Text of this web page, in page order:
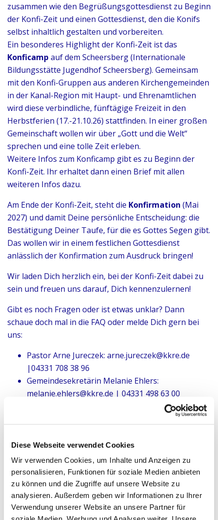
Diese Webseite verwendet Cookies
Wir verwenden Cookies, um Inhalte und Anzeigen zu
personalisieren, Funktionen für soziale Medien anbieten
zu können und die Zugriffe auf unsere Website zu
analysieren. Außerdem geben wir Informationen zu Ihrer
Verwendung unserer Website an unsere Partner für
zusammen wie den Begrüßungsgottesdienst zu Beginn
der Konfi-Zeit und einen Gottesdienst, den die Konifs
selbst inhaltlich gestalten und vorbereiten.
Ein besonderes Highlight der Konfi-Zeit ist das
Konficamp auf dem Scheersberg (Internationale
Bildungsstätte Jugendhof Scheersberg). Gemeinsam
mit den Konfi-Gruppen aus anderen Kirchengemeinden
in der Kanal-Region mit Haupt- und Ehrenamtlichen
wird diese verbindliche, fünftägige Freizeit in den
Herbstferien (17.-21.10.26) stattfinden. In einer großen
Gemeinschaft wollen wir über „Gott und die Welt“
sprechen und eine tolle Zeit erleben.
Weitere Infos zum Konficamp gibt es zu Beginn der
Konfi-Zeit. Ihr erhaltet dann einen Brief mit allen
weiteren Infos dazu.
Am Ende der Konfi-Zeit, steht die Konfirmation (Mai
2027) und damit Deine persönliche Entscheidung: die
Bestätigung Deiner Taufe, für die es Gottes Segen gibt.
Das wollen wir in einem festlichen Gottesdienst
anlässlich der Konfirmation zum Ausdruck bringen!
Wir laden Dich herzlich ein, bei der Konfi-Zeit dabei zu
sein und freuen uns darauf, Dich kennenzulernen!
Gibt es noch Fragen oder ist etwas unklar? Dann
schaue doch mal in die FAQ oder melde Dich gern bei
uns:
Pastor Arne Jureczek: arne.jureczek@kkre.de
|04331 708 38 96
Gemeindesekretärin Melanie Ehlers:
melanie.ehlers@kkre.de | 04331 498 63 00